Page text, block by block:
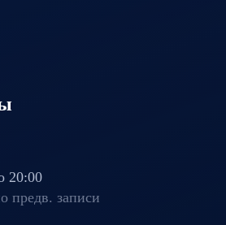
20:00
предв. записи